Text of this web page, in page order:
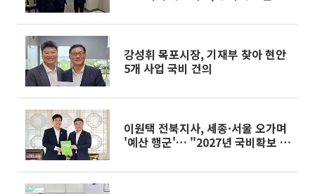
강성휘 목포시장, 기재부 찾아 현안
5개 사업 국비 건의
이원택 전북지사, 세종·서울 오가며
'예산 행군'… "2027년 국비확보 총